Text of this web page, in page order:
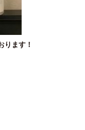
ります！